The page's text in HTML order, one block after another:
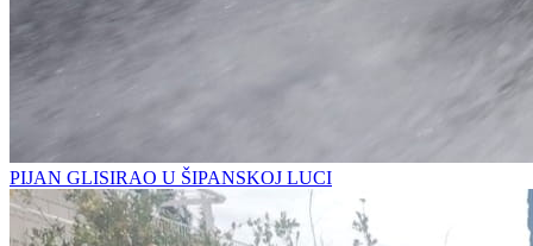
PIJAN GLISIRAO U ŠIPANSKOJ LUCI